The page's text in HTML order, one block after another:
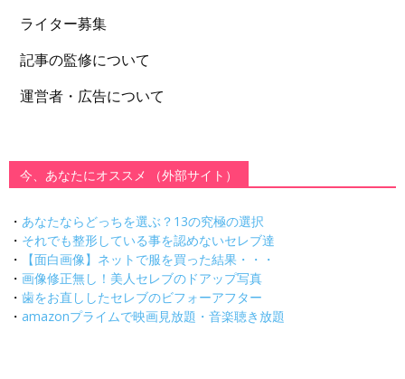
ライター募集
記事の監修について
運営者・広告について
今、あなたにオススメ （外部サイト）
・ あなたならどっちを選ぶ？13の究極の選択
・ それでも整形している事を認めないセレブ達
・
【面白画像】ネットで服を買った結果・・・
・ 画像修正無し！美人セレブのドアップ写真
・ 歯をお直ししたセレブのビフォーアフター
・ amazonプライムで映画見放題・音楽聴き放題